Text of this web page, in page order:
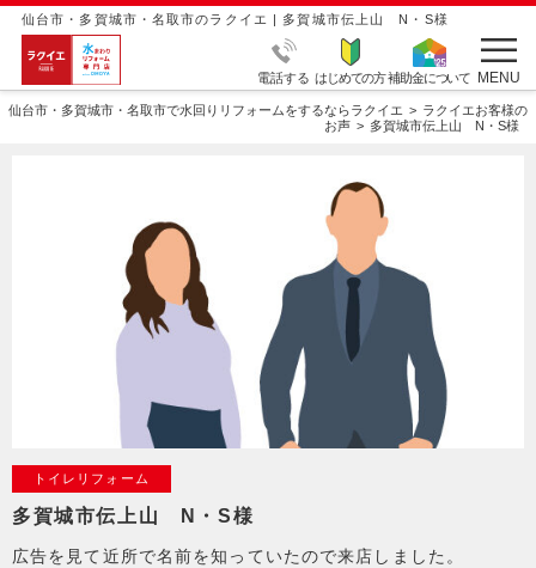
仙台市・多賀城市・名取市のラクイエ | 多賀城市伝上山 N・S様
電話する はじめての方補助金について MENU
仙台市・多賀城市・名取市で水回りリフォームをするならラクイエ
ラクイエお客様の
お声
多賀城市伝上山 N・S様
トイレリフォーム
多賀城市伝上山 N・S様
広告を見て近所で名前を知っていたので来店しました。